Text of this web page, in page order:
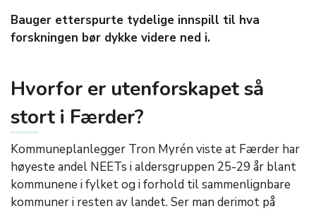
Bauger etterspurte tydelige innspill til hva
forskningen bør dykke videre ned i.
Hvorfor er utenforskapet så
stort i Færder?
Kommuneplanlegger Tron Myrén viste at Færder har
høyeste andel NEETs i aldersgruppen 25-29 år blant
kommunene i fylket og i forhold til sammenlignbare
kommuner i resten av landet. Ser man derimot på